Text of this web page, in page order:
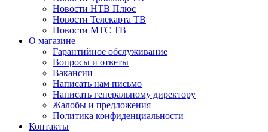
Новости НТВ Плюс
Новости Телекарта ТВ
Новости МТС ТВ
О магазине
Гарантийное обслуживание
Вопросы и ответы
Вакансии
Написать нам письмо
Написать генеральному директору
Жалобы и предложения
Политика конфиденциальности
Контакты